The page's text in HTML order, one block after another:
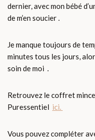
dernier, avec mon bébé
de m’en soucier .
Je manque toujours de
minutes tous les jours,
soin de moi .
Retrouvez le coffret
Puressentiel ici.
Vous pouvez compléter